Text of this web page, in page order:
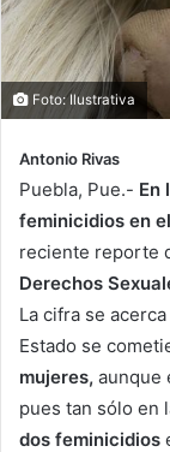
Foto: Ilustrativa
Antonio Rivas
Puebla, Pue.- En
feminicidios en
reciente reporte
Derechos
La cifra se
Estado se
mujeres, aunque
pues tan sólo en
dos feminicidios